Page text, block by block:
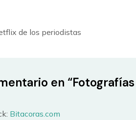
de los periodistas
en
Bitacoras.com